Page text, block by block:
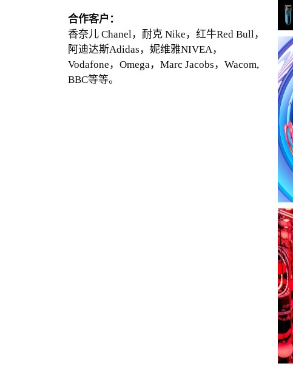
合作客户：
香奈儿 Chanel，耐克 Nike，红牛Red Bull，
阿迪达斯Adidas，妮维雅NIVEA，
Vodafone，Omega，Marc Jacobs，Wacom,
BBC等等。